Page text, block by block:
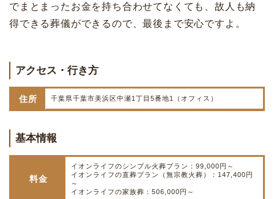
でまとまったお金を持ち合わせてなくても、故人も納
得できる葬儀ができるので、最後まで安心ですよ。
アクセス・行き方
住所 千葉県千葉市美浜区中瀬1丁目5番地1（オフィス）
基本情報
料金
イオンライフのシンプル火葬プラン：99,000円～
イオンライフの直葬プラン（無宗教火葬）：147,400円
～
イオンライフの家族葬：506,000円～